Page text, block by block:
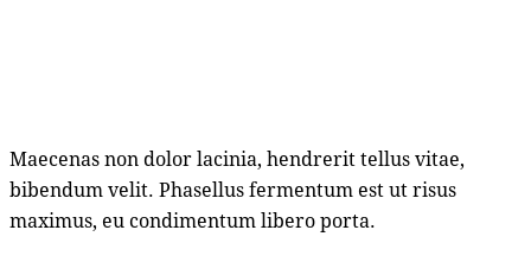
Maecenas non dolor lacinia, hendrerit tellus vitae,
bibendum velit. Phasellus fermentum est ut risus
maximus, eu condimentum libero porta.